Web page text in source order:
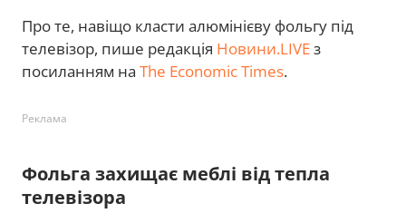
Про те, навіщо класти алюмінієву фольгу під
телевізор, пише редакція Новини.LIVEз
посиланням на The Economic Times.
Реклама
Фольга захищає меблі від тепла
телевізора